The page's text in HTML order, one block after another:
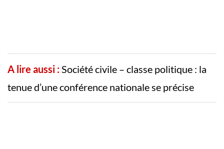
A lire aussi :Société civile – classe politique : la
tenue d’une conférence nationale se précise